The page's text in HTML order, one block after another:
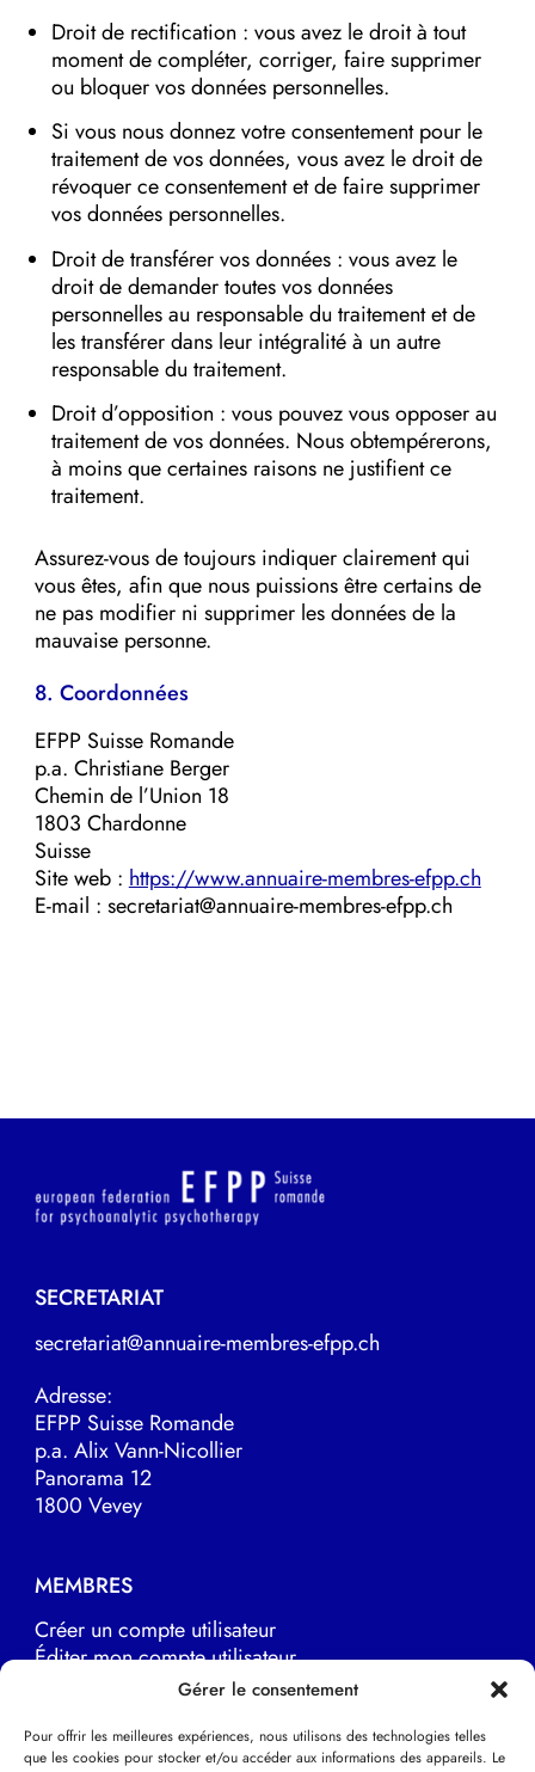
Gérer le consentement
Pour offrir les meilleures expériences, nous utilisons des technologies telles
que les cookies pour stocker et/ou accéder aux informations des appareils. Le
Droit de rectification : vous avez le droit à tout
moment de compléter, corriger, faire supprimer
ou bloquer vos données personnelles.
Si vous nous donnez votre consentement pour le
traitement de vos données, vous avez le droit de
révoquer ce consentement et de faire supprimer
vos données personnelles.
Droit de transférer vos données : vous avez le
droit de demander toutes vos données
personnelles au responsable du traitement et de
les transférer dans leur intégralité à un autre
responsable du traitement.
Droit d’opposition : vous pouvez vous opposer au
traitement de vos données. Nous obtempérerons,
à moins que certaines raisons ne justifient ce
traitement.
Assurez-vous de toujours indiquer clairement qui
vous êtes, afin que nous puissions être certains de
ne pas modifier ni supprimer les données de la
mauvaise personne.
8. Coordonnées
EFPP Suisse Romande
p.a. Christiane Berger
Chemin de l’Union 18
1803 Chardonne
Suisse
Site web :https://www.annuaire-membres-efpp.ch
E-mail : secretariat@annuaire-membres-efpp.ch
SECRETARIAT
secretariat@annuaire-membres-efpp.ch
Adresse:
EFPP Suisse Romande
p.a. Alix Vann-Nicollier
Panorama 12
1800 Vevey
MEMBRES
Créer un compte utilisateur
Éditer mon compte utilisateur
LIENS UTILES